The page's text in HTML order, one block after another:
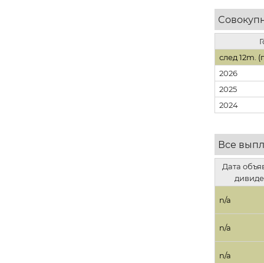
след 12m.
2026
2025
2024
Все
Дата
n/a
n/a
n/a